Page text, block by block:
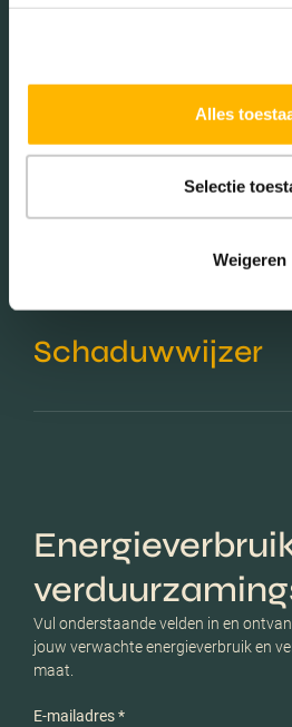
Alles
Selectie
Weigeren
Aantal inwoners:
9095
Schaduwwijzer
Vul onderstaande velden in en
jouw verwachte energieverbruik en
maat.
E-mailadres *